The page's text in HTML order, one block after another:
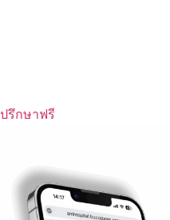
ปรึกษาฟรี